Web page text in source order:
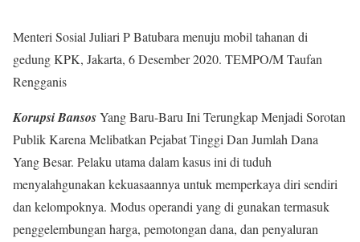
Menteri Sosial Juliari P Batubara menuju mobil tahanan di
gedung KPK, Jakarta, 6 Desember 2020. TEMPO/M Taufan
Rengganis
Korupsi BansosYang Baru-Baru Ini Terungkap Menjadi Sorotan
Publik Karena Melibatkan Pejabat Tinggi Dan Jumlah Dana
Yang Besar. Pelaku utama dalam kasus ini di tuduh
menyalahgunakan kekuasaannya untuk memperkaya diri sendiri
dan kelompoknya. Modus operandi yang di gunakan termasuk
penggelembungan harga, pemotongan dana, dan penyaluran